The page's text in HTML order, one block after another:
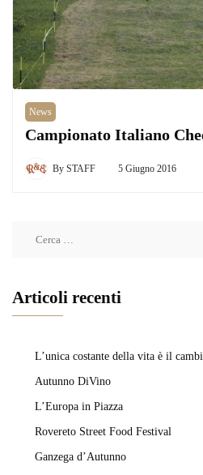
News
Campionato Italiano
By STAFF 5 Giugno 2016
Articoli recenti
L’unica costante della vita è il
Autunno DiVino
L’Europa in Piazza
Rovereto Street Food Festival
Ganzega d’Autunno